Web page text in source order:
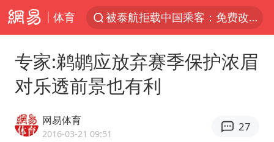
体育
被泰航拒载中国乘客：免费改签没兑现
银行午休1.5小时 留个窗口行不行
台风白海豚或在华东沿海登陆
沙特否认与胡塞武装举行会谈
专家:鹈鹕应放弃赛季保护浓眉
对乐透前景也有利
网易体育
2016-03-21 09:51
27